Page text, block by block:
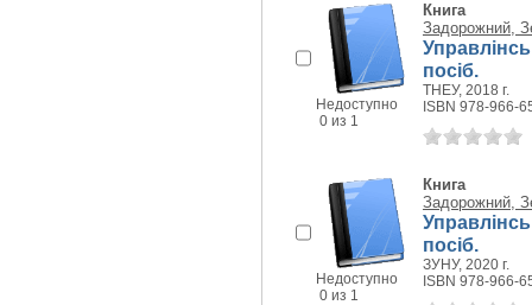
Недоступно
0 из 1
Книга
Задорожний,
посіб.
ТНЕУ, 2018 г.
ISBN 978-966-
Недоступно
0 из 1
Книга
Задорожний,
посіб.
ЗУНУ, 2020 г.
ISBN 978-966-